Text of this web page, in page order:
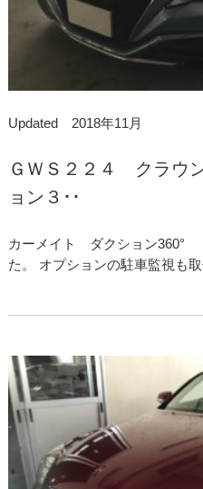
Updated 2018年11月
ＧＷＳ２２４ クラウ
ョン３･･
カーメイト ダクション360°
た。 オプションの駐車監視も